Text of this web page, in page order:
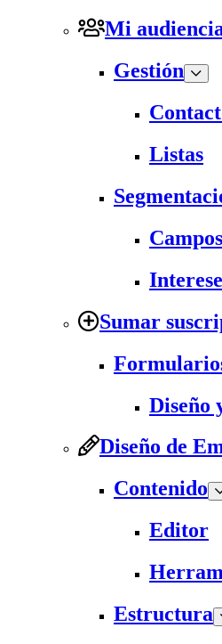
Mi
Gestión
Listas
Sumar
Diseño
Diseño de
Contenido
Editor
Estructura